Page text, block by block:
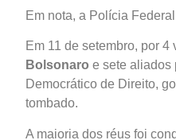
Em nota, a Polícia
Em 11 de setembro, por
Bolsonaro e sete aliados
Democrático de Direito,
tombado.
A maioria dos réus foi